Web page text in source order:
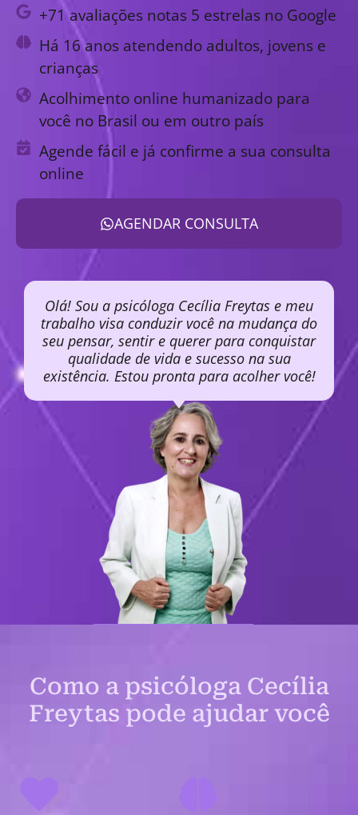
+71 avaliações notas 5 estrelas no Google
Há 16 anos atendendo adultos, jovens e
crianças
Acolhimento online humanizado para
você no Brasil ou em outro país
Agende fácil e já confirme a sua consulta
online
AGENDAR CONSULTA
Olá! Sou a psicóloga Cecília Freytas e meu
trabalho visa conduzir você na mudança do
seu pensar, sentir e querer para conquistar
qualidade de vida e sucesso na sua
existência. Estou pronta para acolher você!
Como a psicóloga Cecília
Freytas pode ajudar você